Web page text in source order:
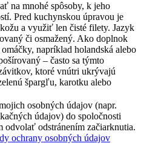
na mnohé spôsoby, k jeho
Pred kuchynskou úpravou je
a využiť len čisté filety. Jazyk
či osmažený. Ako doplnok
napríklad holandská alebo
– často sa týmto
ktoré vnútri ukrývajú
špargľu, karotku alebo
osobných údajov (napr.
údajov) do spoločnosti
odstránením začiarknutia.
ochrany osobných údajov